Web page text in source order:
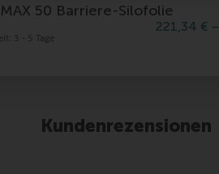
50 Barriere-Silofolie
221,34 € –
3 - 5 Tage
Kundenrezensionen